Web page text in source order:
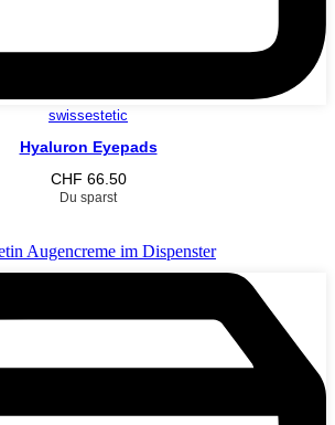
swissestetic
Hyaluron Eyepads
CHF 66.50
Du sparst